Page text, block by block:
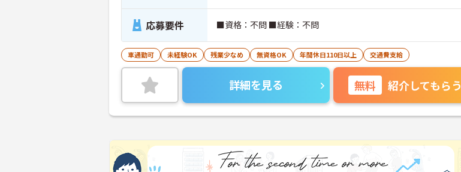
応募要件 ■資格：不問 ■経験：不問
車通勤可 未経験OK 残業少なめ 無資格OK 年間休日110日以上 交通費支給
詳細を見る 無料 紹介してもらう